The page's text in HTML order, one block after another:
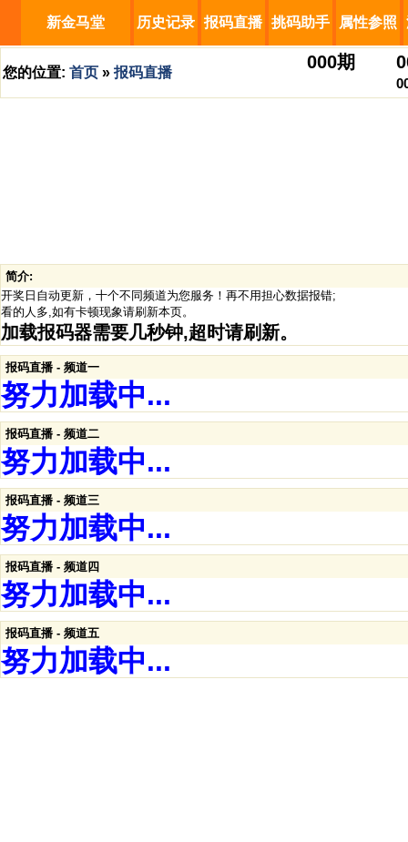
新金马堂 历史记录 报码直播 挑码助手 属性参照
您的位置: 首页 » 报码直播
000期
简介:
开奖日自动更新，十个不同频道为您服务！再不用担心数据报错;
看的人多,如有卡顿现象请刷新本页。
加载报码器需要几秒钟,超时请刷新。
报码直播 - 频道一
努力加载中...
报码直播 - 频道二
努力加载中...
报码直播 - 频道三
努力加载中...
报码直播 - 频道四
努力加载中...
报码直播 - 频道五
努力加载中...